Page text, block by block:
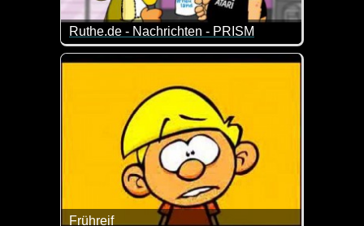
Ruthe.de - Nachrichten - PRISM
Kleiner Sketch zur Späh-Affäre...
Frühreif